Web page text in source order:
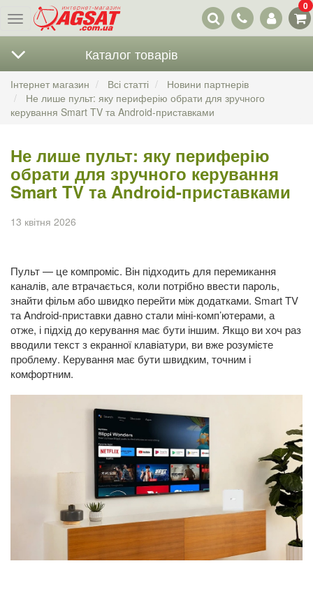
Меню
Наші
контакти
0
Каталог товарів
Інтернет магазин Всі статті
Новини партнерів
Не лише пульт: яку периферію обрати для зручного
керування Smart TV та Android-приставками
Не лише пульт: яку периферію
обрати для зручного керування
Smart TV та Android-приставками
13 квітня 2026
Пульт — це компроміс. Він підходить для перемикання
каналів, але втрачається, коли потрібно ввести пароль,
знайти фільм або швидко перейти між додатками. Smart TV
та Android-приставки давно стали міні-комп’ютерами, а
отже, і підхід до керування має бути іншим. Якщо ви хоч раз
вводили текст з екранної клавіатури, ви вже розумієте
проблему. Керування має бути швидким, точним і
комфортним.